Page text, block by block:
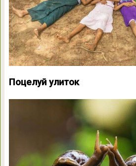
Поцелуй улиток